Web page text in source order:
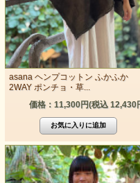
asana ヘンプコットン ふかふか
2WAY ポンチョ・草...
価格：11,300円(税込 12,430